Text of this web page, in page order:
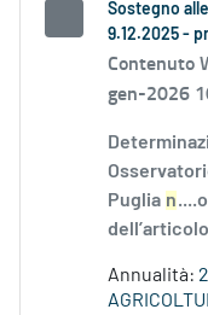
Sostegno
9.12.2025 -
Contenuto
gen-2026
Puglia n
Annualità: